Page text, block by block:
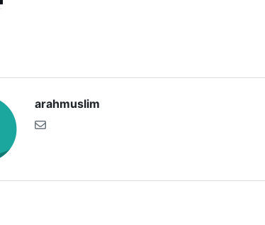
arahmuslim